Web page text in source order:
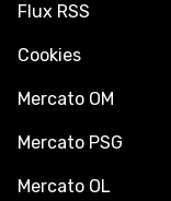
Flux RSS
Cookies
Mercato OM
Mercato PSG
Mercato OL